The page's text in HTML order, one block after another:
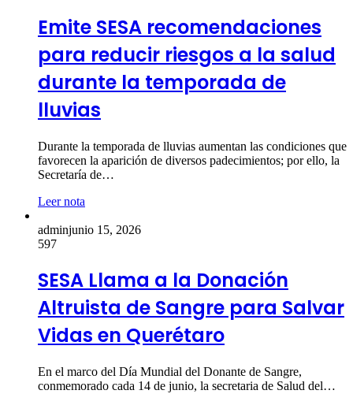
Emite SESA recomendaciones
para reducir riesgos a la salud
durante la temporada de
lluvias
Durante la temporada de lluvias aumentan las condiciones que
favorecen la aparición de diversos padecimientos; por ello, la
Secretaría de…
Leer nota
adminjunio 15, 2026
597
SESA Llama a la Donación
Altruista de Sangre para Salvar
Vidas en Querétaro
En el marco del Día Mundial del Donante de Sangre,
conmemorado cada 14 de junio, la secretaria de Salud del…